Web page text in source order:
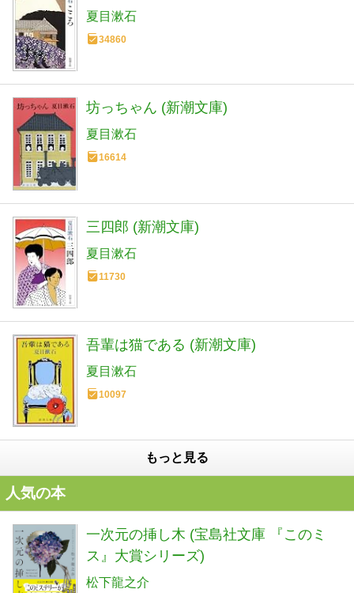
夏目漱石
34860
坊っちゃん (新潮文庫)
夏目漱石
16614
三四郎 (新潮文庫)
夏目漱石
11730
吾輩は猫である (新潮文庫)
夏目漱石
10097
もっと見る
人気の本
一次元の挿し木 (宝島社文庫 『このミ
ス』大賞シリーズ)
松下龍之介